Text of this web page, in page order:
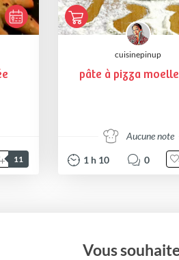
11
cuisinepinup
pâte à pizza
Aucune note
1 h 10 0
Vous